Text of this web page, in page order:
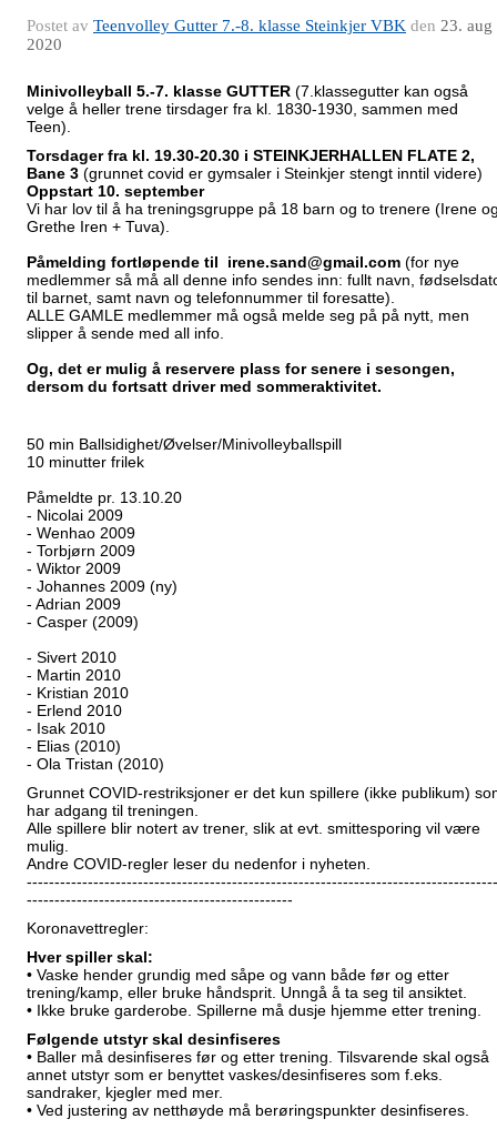
Postet av Teenvolley Gutter 7.-8. klasse Steinkjer VBK den 23. aug
2020
Minivolleyball 5.-7. klasse GUTTER (7.klassegutter kan også
velge å heller trene tirsdager fra kl. 1830-1930, sammen med
Teen).
Torsdager fra kl. 19.30-20.30 i STEINKJERHALLEN FLATE 2,
Bane 3 (grunnet covid er gymsaler i Steinkjer stengt inntil videre)
Oppstart 10. september
Vi har lov til å ha treningsgruppe på 18 barn og to trenere (Irene
Grethe Iren + Tuva).
Påmelding fortløpende til irene.sand@gmail.com (for nye
medlemmer så må all denne info sendes inn: fullt navn,
til barnet, samt navn og telefonnummer til foresatte).
ALLE GAMLE medlemmer må også melde seg på på nytt, men
slipper å sende med all info.
Og, det er mulig å reservere plass for senere i sesongen,
dersom du fortsatt driver med sommeraktivitet.
50 min Ballsidighet/Øvelser/Minivolleyballspill
10 minutter frilek
Påmeldte pr. 13.10.20
- Nicolai 2009
- Wenhao 2009
- Torbjørn 2009
- Wiktor 2009
- Johannes 2009 (ny)
- Adrian 2009
- Casper (2009)
- Sivert 2010
- Martin 2010
- Kristian 2010
- Erlend 2010
- Isak 2010
- Elias (2010)
- Ola Tristan (2010)
Grunnet COVID-restriksjoner er det kun spillere (ikke publikum)
har adgang til treningen.
Alle spillere blir notert av trener, slik at evt. smittesporing vil være
mulig.
Andre COVID-regler leser du nedenfor i nyheten.
------------------------------------------------
Koronavettregler:
Hver spiller skal:
• Vaske hender grundig med såpe og vann både før og etter
trening/kamp, eller bruke håndsprit. Unngå å ta seg til ansiktet.
• Ikke bruke garderobe. Spillerne må dusje hjemme etter trening.
Følgende utstyr skal desinfiseres
• Baller må desinfiseres før og etter trening. Tilsvarende skal også
annet utstyr som er benyttet vaskes/desinfiseres som f.eks.
sandraker, kjegler med mer.
• Ved justering av netthøyde må berøringspunkter desinfiseres.